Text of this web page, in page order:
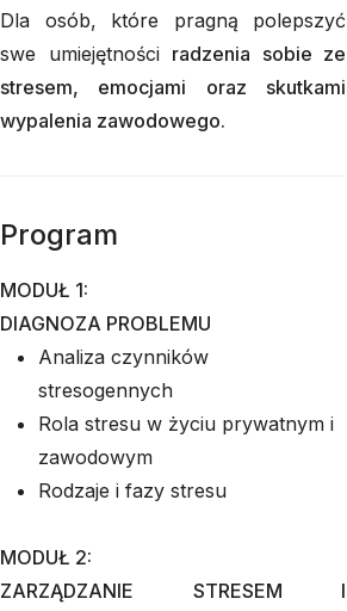
Dla osób, które pragną polepszyć
swe umiejętności radzenia sobie ze
stresem, emocjami oraz skutkami
wypalenia zawodowego.
Program
MODUŁ 1:
DIAGNOZA PROBLEMU
Analiza czynników
stresogennych
Rola stresu w życiu prywatnym i
zawodowym
Rodzaje i fazy stresu
MODUŁ 2:
ZARZĄDZANIE STRESEM I